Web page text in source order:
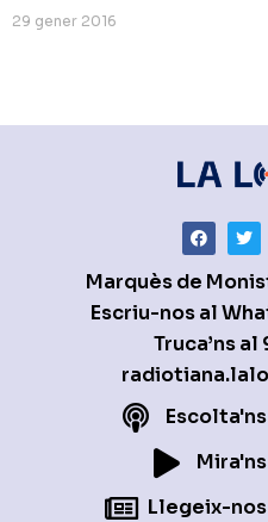
29 gener 2016
Marquès de
Escriu-nos al
Truca’ns al
Escolta'ns
Mira'ns
Llegeix-nos